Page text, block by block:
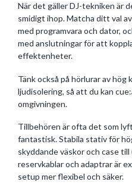
När det gäller DJ-tekniken är
smidigt ihop. Matcha ditt val
med programvara och dator,
med anslutningar för att
effektenheter.
Tänk också på hörlurar av hög
ljudisolering, så att du kan
omgivningen.
Tillbehören är ofta det som
fantastisk. Stabila stativ för
skyddande väskor och case
reservkablar och adaptrar är
setup mer flexibel och säker.